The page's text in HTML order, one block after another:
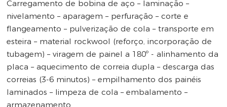
Carregamento de bobina de aço – laminação –
nivelamento – aparagem – perfuração – corte e
flangeamento – pulverização de cola – transporte em
esteira – material rockwool (reforço, incorporação de
tubagem) – viragem de painel a 180º - alinhamento da
placa – aquecimento de correia dupla – descarga das
correias (3-6 minutos) – empilhamento dos painéis
laminados – limpeza de cola – embalamento –
armazenamento.